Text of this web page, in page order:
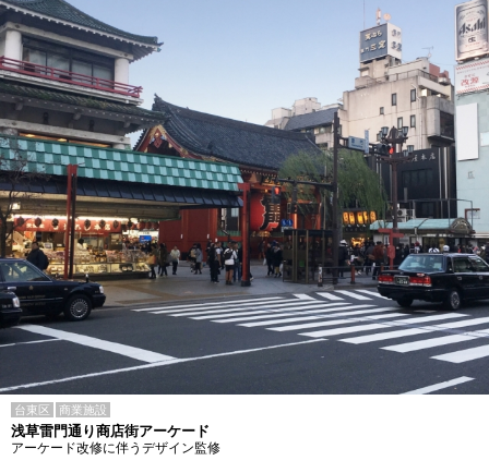
台東区 商業施設
浅草雷門通り商店街アーケード
アーケード改修に伴うデザイン監修